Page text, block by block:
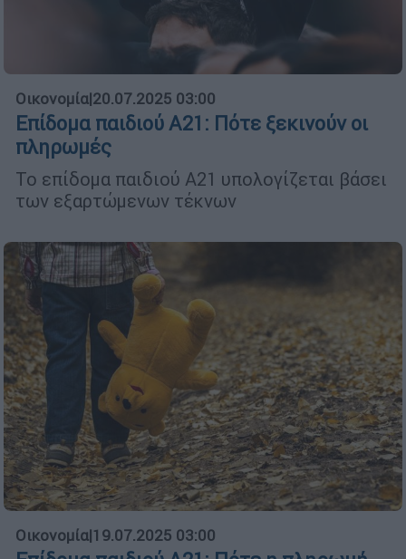
Οικονομία|20.07.2025 03:00
Επίδομα παιδιού Α21: Πότε ξεκινούν οι
πληρωμές
Το επίδομα παιδιού Α21 υπολογίζεται βάσει
των εξαρτώμενων τέκνων
Οικονομία|19.07.2025 03:00